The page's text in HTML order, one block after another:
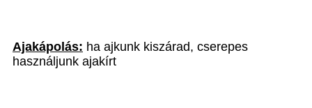
Ajakápolás: ha ajkunk kiszárad, cserepes
használjunk ajakírt